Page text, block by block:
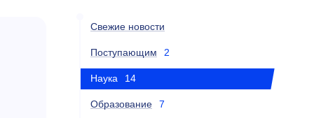
Свежие новости
Поступающим 2
Наука 14
Образование 7